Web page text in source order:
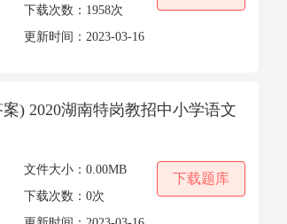
下载次数： 1958次
更新时间： 2023-03-16
) 2020湖南特岗教招中小学语文
文件大小： 0.00MB
下载次数： 0次
下载题库